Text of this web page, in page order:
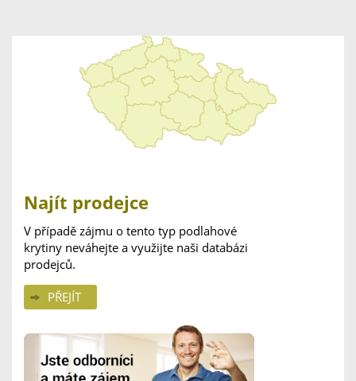
Najít prodejce
V případě zájmu o tento typ podlahové
krytiny neváhejte a využijte naši databázi
prodejců.
PŘEJÍT